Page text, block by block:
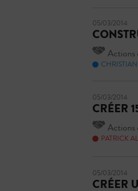
05/03/2014
Actions
05/03/2014
CRÉER
Actions
PATRICK
05/03/2014
CRÉER